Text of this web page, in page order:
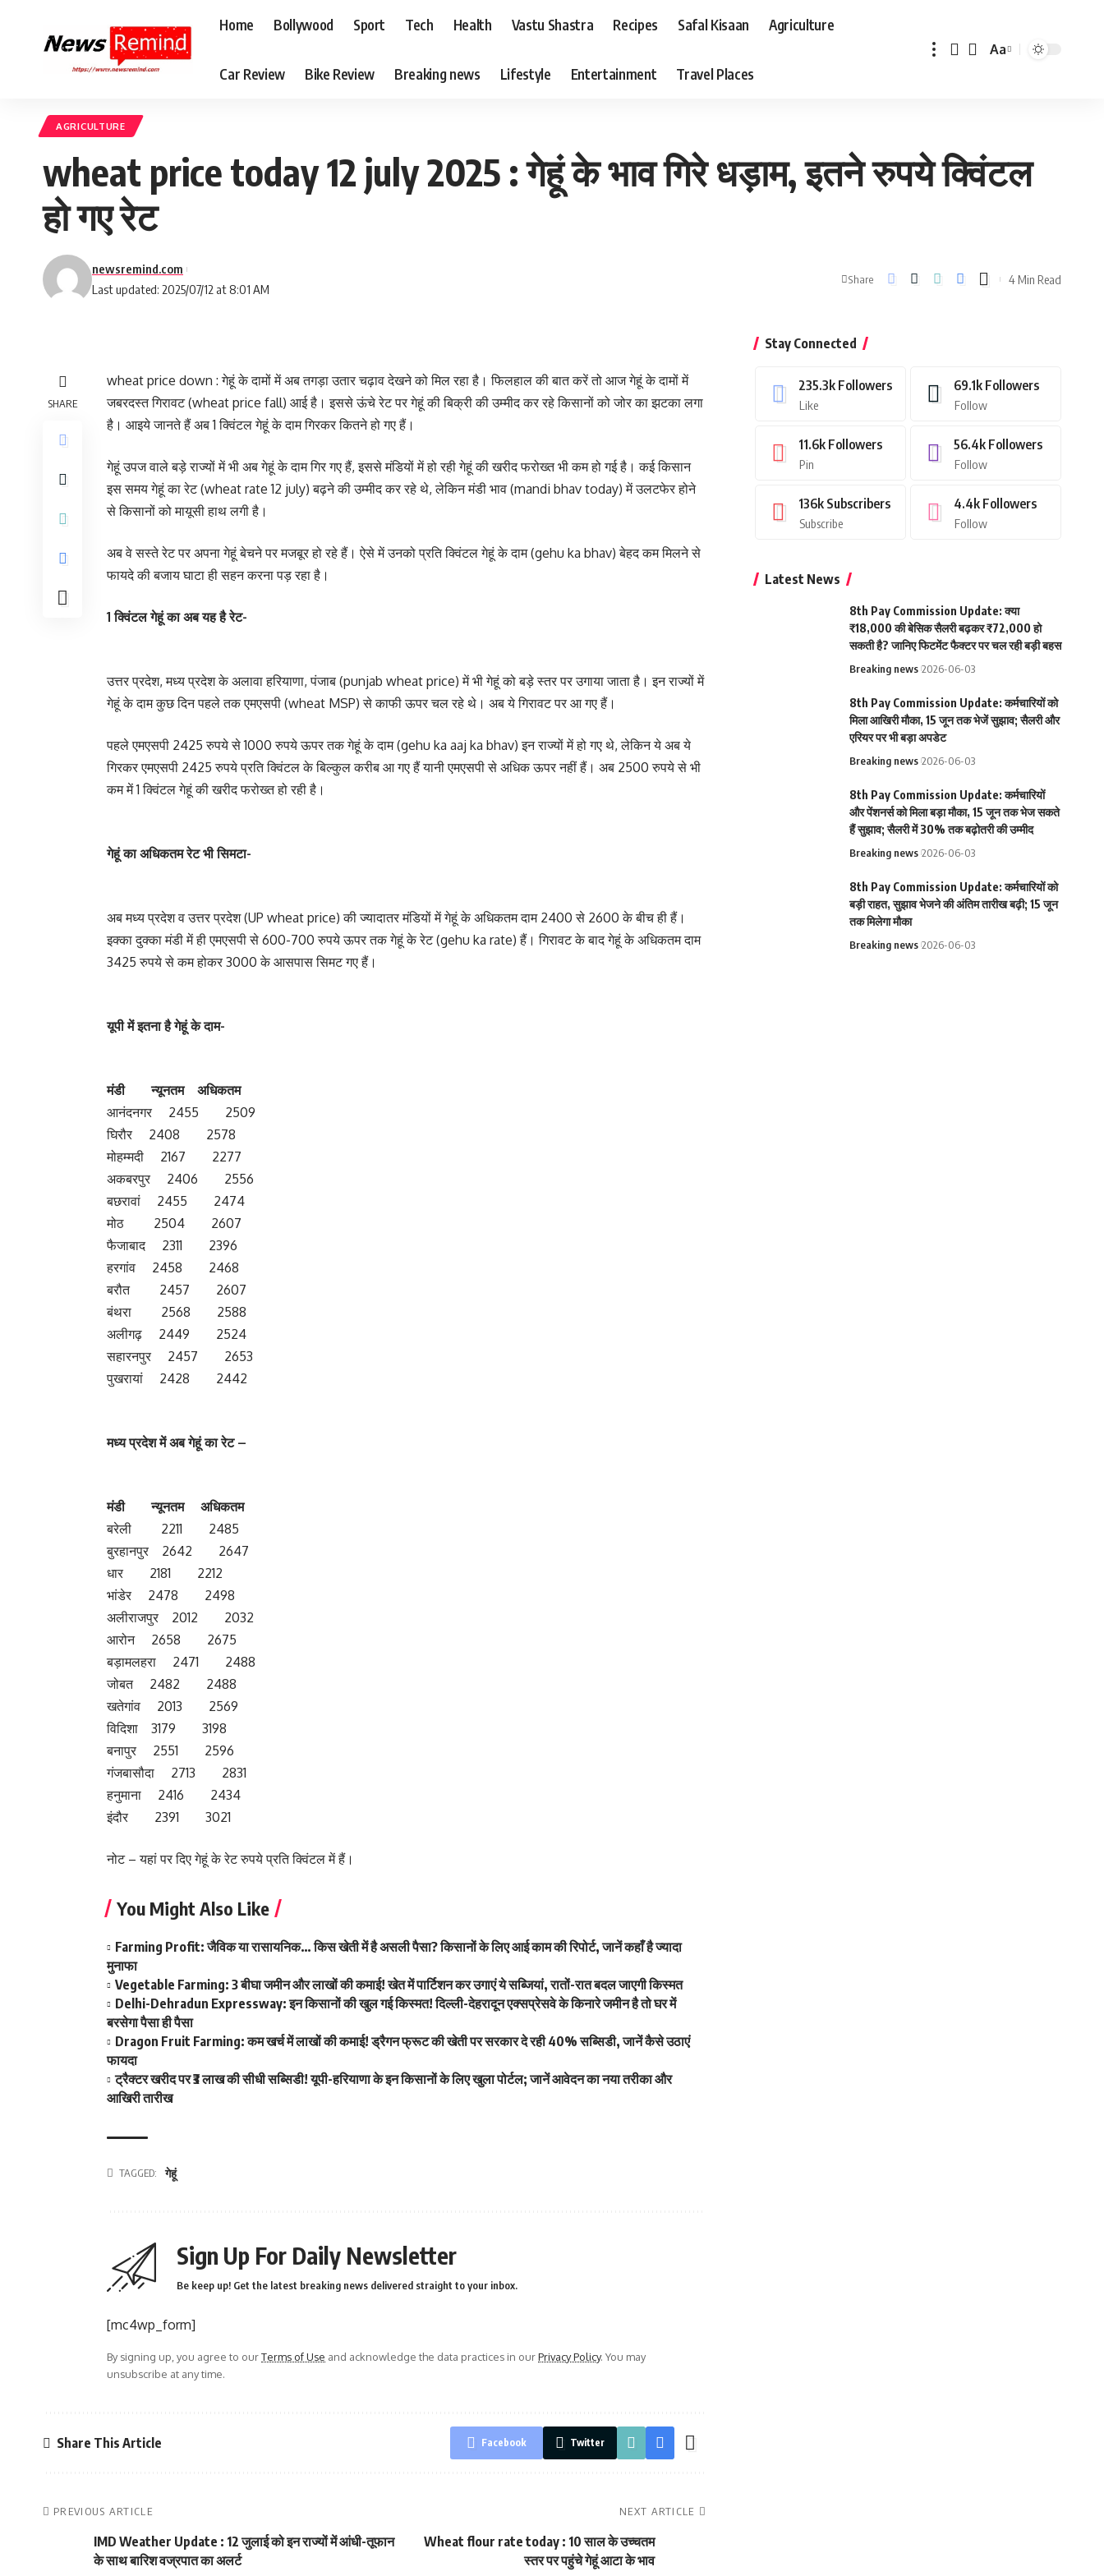
Home Bollywood Sport Tech Health Vastu Shastra Recipes Safal Kisaan Agriculture
Car Review Bike Review Breaking news Lifestyle Entertainment Travel Places
Font
Aa
AGRICULTURE
wheat price today 12 july 2025 : गेहूं के भाव गिरे धड़ाम, इतने रुपये क्विंटल
हो गए रेट
Last updated: 2025/07/12 at 8:01 AM
newsremind.com
Share 4 Min Read
SHARE
wheat price down : गेहूं के दामों में अब तगड़ा उतार चढ़ाव देखने को मिल रहा है। फिलहाल की बात करें तो आज गेहूं के दामों में
जबरदस्त गिरावट (wheat price fall) आई है। इससे ऊंचे रेट पर गेहूं की बिक्री की उम्मीद कर रहे किसानों को जोर का झटका लगा
है। आइये जानते हैं अब 1 क्विंटल गेहूं के दाम गिरकर कितने हो गए हैं।
गेहूं उपज वाले बड़े राज्यों में भी अब गेहूं के दाम गिर गए हैं, इससे मंडियों में हो रही गेहूं की खरीद फरोख्त भी कम हो गई है। कई किसान
इस समय गेहूं का रेट (wheat rate 12 july) बढ़ने की उम्मीद कर रहे थे, लेकिन मंडी भाव (mandi bhav today) में उलटफेर होने
से किसानों को मायूसी हाथ लगी है।
अब वे सस्ते रेट पर अपना गेहूं बेचने पर मजबूर हो रहे हैं। ऐसे में उनको प्रति क्विंटल गेहूं के दाम (gehu ka bhav) बेहद कम मिलने से
फायदे की बजाय घाटा ही सहन करना पड़ रहा है।
1 क्विंटल गेहूं का अब यह है रेट-
उत्तर प्रदेश, मध्य प्रदेश के अलावा हरियाणा, पंजाब (punjab wheat price) में भी गेहूं को बड़े स्तर पर उगाया जाता है। इन राज्यों में
गेहूं के दाम कुछ दिन पहले तक एमएसपी (wheat MSP) से काफी ऊपर चल रहे थे। अब ये गिरावट पर आ गए हैं।
पहले एमएसपी 2425 रुपये से 1000 रुपये ऊपर तक गेहूं के दाम (gehu ka aaj ka bhav) इन राज्यों में हो गए थे, लेकिन ये अब ये
गिरकर एमएसपी 2425 रुपये प्रति क्विंटल के बिल्कुल करीब आ गए हैं यानी एमएसपी से अधिक ऊपर नहीं हैं। अब 2500 रुपये से भी
कम में 1 क्विंटल गेहूं की खरीद फरोख्त हो रही है।
गेहूं का अधिकतम रेट भी सिमटा-
अब मध्य प्रदेश व उत्तर प्रदेश (UP wheat price) की ज्यादातर मंडियों में गेहूं के अधिकतम दाम 2400 से 2600 के बीच ही हैं।
इक्का दुक्का मंडी में ही एमएसपी से 600-700 रुपये ऊपर तक गेहूं के रेट (gehu ka rate) हैं। गिरावट के बाद गेहूं के अधिकतम दाम
3425 रुपये से कम होकर 3000 के आसपास सिमट गए हैं।
यूपी में इतना है गेहूं के दाम-
मंडी न्‍यूनतम अधिकतम
आनंदनगर 2455 2509
घिरौर 2408 2578
मोहम्मदी 2167 2277
अकबरपुर 2406 2556
बछरावां 2455 2474
मोठ 2504 2607
फैजाबाद 2311 2396
हरगांव 2458 2468
बरौत 2457 2607
बंथरा 2568 2588
अलीगढ़ 2449 2524
सहारनपुर 2457 2653
पुखरायां 2428 2442
मध्‍य प्रदेश में अब गेहूं का रेट –
मंडी न्‍यूनतम अधिकतम
बरेली 2211 2485
बुरहानपुर 2642 2647
धार 2181 2212
भांडेर 2478 2498
अलीराजपुर 2012 2032
आरोन 2658 2675
बड़ामलहरा 2471 2488
जोबत 2482 2488
खतेगांव 2013 2569
विदिशा 3179 3198
बनापुर 2551 2596
गंजबासौदा 2713 2831
हनुमाना 2416 2434
इंदौर 2391 3021
नोट – यहां पर दिए गेहूं के रेट रुपये प्रति क्विंटल में हैं।
You Might Also Like
Farming Profit: जैविक या रासायनिक… किस खेती में है असली पैसा? किसानों के लिए आई काम की रिपोर्ट, जानें कहाँ है ज्यादा
मुनाफा
Vegetable Farming: 3 बीघा जमीन और लाखों की कमाई! खेत में पार्टिशन कर उगाएं ये सब्जियां, रातों-रात बदल जाएगी किस्मत
Delhi-Dehradun Expressway: इन किसानों की खुल गई किस्मत! दिल्ली-देहरादून एक्सप्रेसवे के किनारे जमीन है तो घर में
बरसेगा पैसा ही पैसा
Dragon Fruit Farming: कम खर्च में लाखों की कमाई! ड्रैगन फ्रूट की खेती पर सरकार दे रही 40% सब्सिडी, जानें कैसे उठाएं
फायदा
ट्रैक्टर खरीद पर ₹3 लाख की सीधी सब्सिडी! यूपी-हरियाणा के इन किसानों के लिए खुला पोर्टल; जानें आवेदन का नया तरीका और
आखिरी तारीख
TAGGED: गेहूं
Sign Up For Daily Newsletter
Be keep up! Get the latest breaking news delivered straight to your inbox.
[mc4wp_form]
By signing up, you agree to ourTerms of Use and acknowledge the data practices in ourPrivacy Policy. You may
unsubscribe at any time.
Share This Article Facebook Twitter
PREVIOUS ARTICLE
IMD Weather Update : 12 जुलाई को इन राज्यों में आंधी-तूफान
के साथ बारिश वज्रपात का अलर्ट
NEXT ARTICLE
Wheat flour rate today : 10 साल के उच्चतम
स्तर पर पहुंचे गेहूं आटा के भाव
Stay Connected
235.3k Followers
Like
69.1k Followers
Follow
11.6k Followers
Pin
56.4k Followers
Follow
136k Subscribers
Subscribe
4.4k Followers
Follow
Latest News
8th Pay Commission Update: क्या
₹18,000 की बेसिक सैलरी बढ़कर ₹72,000 हो
सकती है? जानिए फिटमेंट फैक्टर पर चल रही बड़ी बहस
Breaking news 2026-06-03
8th Pay Commission Update: कर्मचारियों को
मिला आखिरी मौका, 15 जून तक भेजें सुझाव; सैलरी और
एरियर पर भी बड़ा अपडेट
Breaking news 2026-06-03
8th Pay Commission Update: कर्मचारियों
और पेंशनर्स को मिला बड़ा मौका, 15 जून तक भेज सकते
हैं सुझाव; सैलरी में 30% तक बढ़ोतरी की उम्मीद
Breaking news 2026-06-03
8th Pay Commission Update: कर्मचारियों को
बड़ी राहत, सुझाव भेजने की अंतिम तारीख बढ़ी; 15 जून
तक मिलेगा मौका
Breaking news 2026-06-03